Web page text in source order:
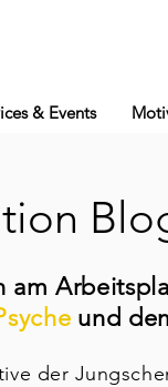
& Events
am
und
der